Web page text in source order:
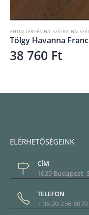
ANTIALLERGÉN HALSZÁLKA ,
Füstölt tölgy
44 656Ft
ELÉRHETŐSÉGEINK
CÍM
1039 Budapest,
TELEFON
+ 36 20 256 6070